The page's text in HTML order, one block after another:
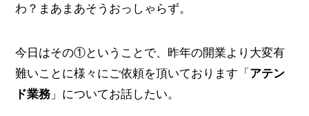
わ？まあまあそうおっしゃらず。
今日はその①ということで、昨年の開業より大変有
難いことに様々にご依頼を頂いております「 アテン
ド業務 」についてお話したい。